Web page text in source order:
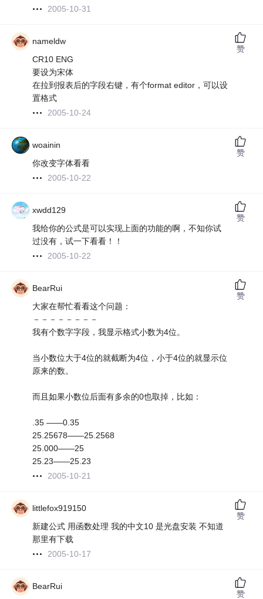
2005-10-31
nameldw
CR10 ENG
要设为宋体
在拉到报表后的字段右键，有个format editor，可以设
置格式
2005-10-24
赞
woainin
你改变字体看看
2005-10-22
赞
xwdd129
我给你的公式是可以实现上面的功能的啊，不知你试
过没有，试一下看看！！
2005-10-22
赞
BearRui
大家在帮忙看看这个问题：
－－－－－－－－
我有个数字字段，我显示格式小数为4位。
当小数位大于4位的就截断为4位，小于4位的就显示位
原来的数。
而且如果小数位后面有多余的0也取掉，比如：
.35 ——0.35
25.25678——25.2568
25.000——25
25.23——25.23
2005-10-21
赞
littlefox919150
新建公式 用函数处理 我的中文10 是光盘安装 不知道
那里有下载
2005-10-17
赞
BearRui
赞